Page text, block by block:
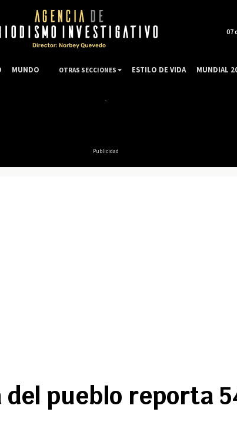
Publicidad
pueblo reporta
07
MUNDO OTRAS SECCIONES ESTILO DE VIDA MUNDIAL